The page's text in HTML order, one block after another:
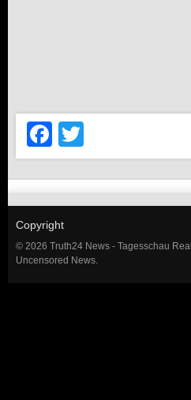
Facebook
Copyright
© 2026 Truth24 News - Tagesschau Real
Uncensored News.